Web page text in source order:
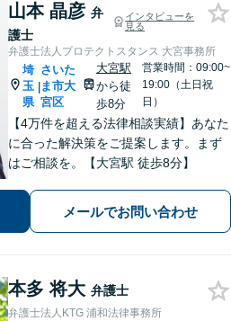
山本 晶彦 弁
護士
インタビューを
見る
弁護士法人プロテクトスタンス 大宮事務所
埼
玉
県
|
さいた
ま市大
宮区
大宮駅
から徒
歩8分
営業時間：09:00~
19:00（土日祝
日）
【4万件を超える法律相談実績】あなた
に合った解決策をご提案します。まず
はご相談を。【大宮駅 徒歩8分】
メールでお問い合わせ
本多 将大 弁護士
弁護士法人KTG 浦和法律事務所